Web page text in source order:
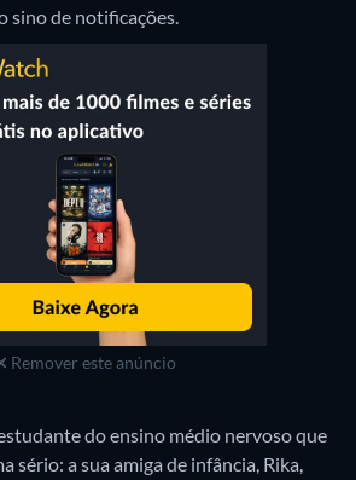
sino de notificações.
Remover este anúncio
do ensino médio nervoso que
sério: a sua amiga de infância, Rika,